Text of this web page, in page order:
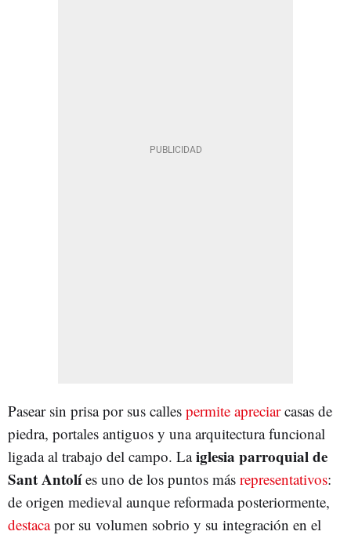
Pasear sin prisa por sus calles permite apreciarcasas de
piedra, portales antiguos y una arquitectura funcional
ligada al trabajo del campo. Laiglesia parroquial de
Sant Antolíes uno de los puntos más representativos:
de origen medieval aunque reformada posteriormente,
destacapor su volumen sobrio y su integración en el